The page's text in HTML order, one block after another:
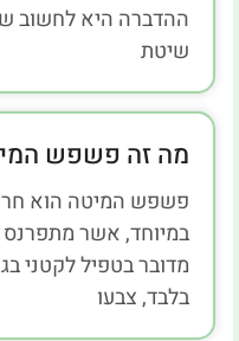
ההדברה היא לחשוב
שיטת
מה זה פשפש
פשפש המיטה הוא
במיוחד, אשר מתפרנס
מדובר בטפיל לקטני
בלבד, צבעו